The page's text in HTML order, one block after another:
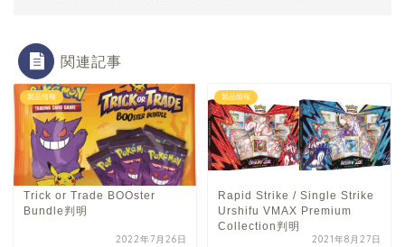
関連記事
製品情報
Trick or Trade BOOster
Bundle判明
2022年7月26日
製品情報
Rapid Strike / Single Strike
Urshifu VMAX Premium
Collection判明
2021年8月27日